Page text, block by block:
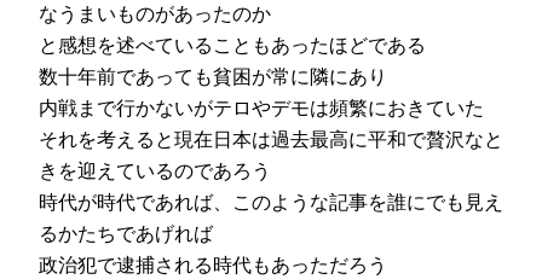
なうまいものがあったのか
と感想を述べていることもあったほどである
数十年前であっても貧困が常に隣にあり
内戦まで行かないがテロやデモは頻繁におきていた
それを考えると現在日本は過去最高に平和で贅沢なと
きを迎えているのであろう
時代が時代であれば、このような記事を誰にでも見え
るかたちであげれば
政治犯で逮捕される時代もあっただろう